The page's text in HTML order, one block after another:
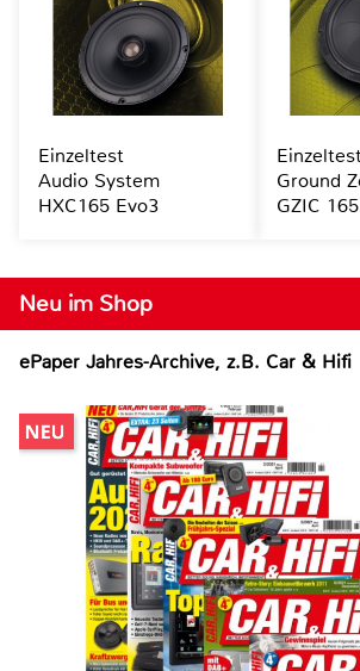
Neu im Shop
ePaper Jahres-Archive, z.B. Car & Hifi
Einzeltest
Audio System
HXC165 Evo3
Ground
GZIC